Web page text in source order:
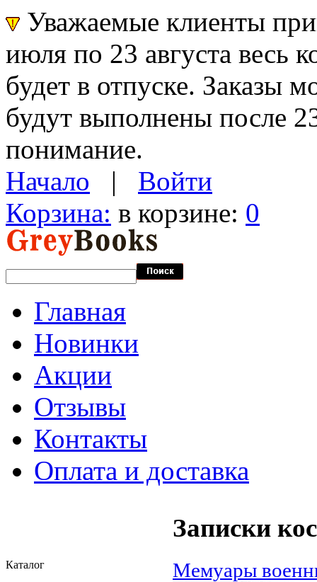
Уважаемые клиенты
июля по 23 августа весь
будет в отпуске. Заказы
будут выполнены после
понимание.
Начало | Войти
Корзина: в корзине: 0
Главная
Новинки
Акции
Отзывы
Контакты
Оплата и доставка
Каталог
Записки
Мемуары